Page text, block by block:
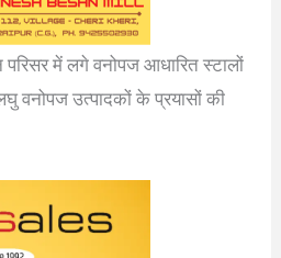
में लगे वनोपज आधारित स्टालों
वनोपज उत्पादकों के प्रयासों की